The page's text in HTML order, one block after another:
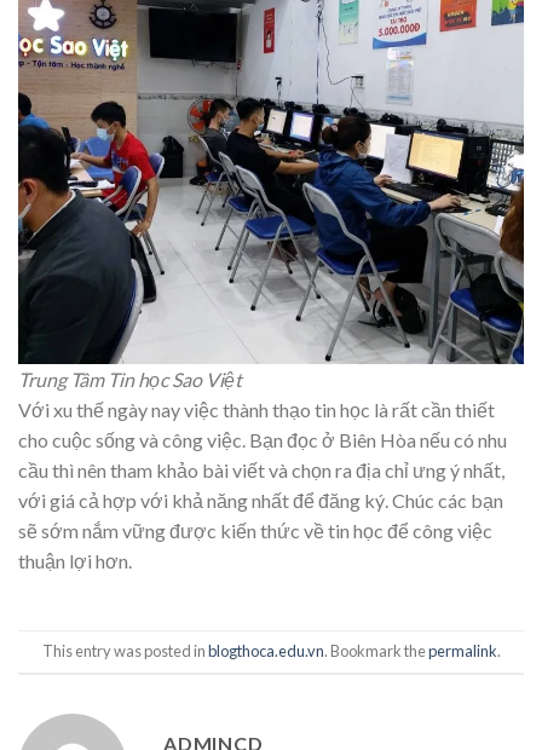
Trung Tâm Tin học Sao Việt
Với xu thế ngày nay việc thành thạo tin học là rất cần thiết
cho cuộc sống và công việc. Bạn đọc ở Biên Hòa nếu có nhu
cầu thì nên tham khảo bài viết và chọn ra địa chỉ ưng ý nhất,
với giá cả hợp với khả năng nhất để đăng ký. Chúc các bạn
sẽ sớm nắm vững được kiến thức về tin học để công việc
thuận lợi hơn.
This entry was posted inblogthoca.edu.vn. Bookmark thepermalink.
ADMINCD